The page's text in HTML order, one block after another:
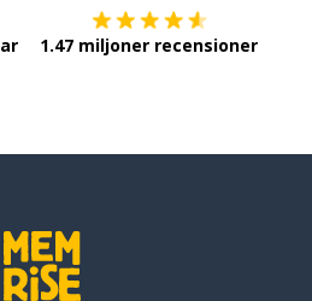
1.47 miljoner recensioner